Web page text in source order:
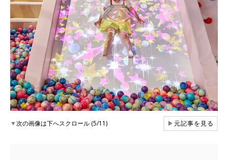
▼次の画像は下へスクロール (5/11) ▶元記事を見る